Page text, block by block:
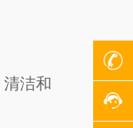
洁和